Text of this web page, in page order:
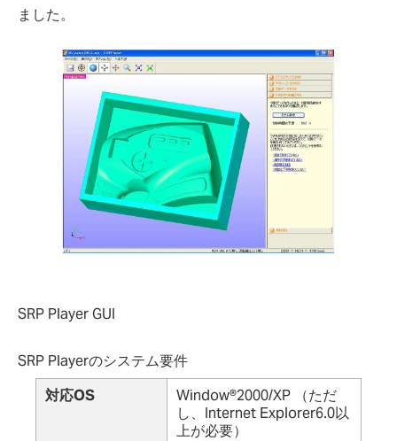
ました。
SRP Player GUI
SRP Playerのシステム要件
対応OS
Window®2000/XP （ただ
し、Internet Explorer6.0以
上が必要）